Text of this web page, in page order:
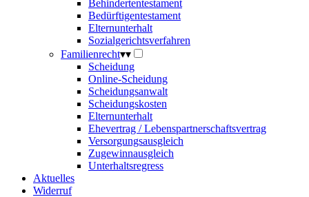
Behindertentestament
Bedürftigentestament
Elternunterhalt
Sozialgerichtsverfahren
Familienrecht▾▾
Scheidung
Online-Scheidung
Scheidungsanwalt
Scheidungskosten
Elternunterhalt
Ehevertrag / Lebenspartnerschaftsvertrag
Versorgungsausgleich
Zugewinnausgleich
Unterhaltsregress
Aktuelles
Widerruf